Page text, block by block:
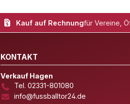
Kauf auf Rechnungfür Vereine,
KONTAKT
Verkauf Hagen
Tel. 02331-801080
info@fussballtor24.de